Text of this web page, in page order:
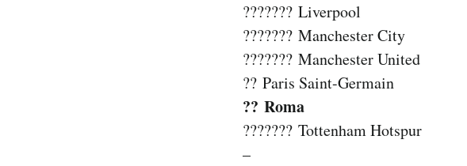
??????? Liverpool
??????? Manchester City
??????? Manchester United
?? Paris Saint-Germain
?? Roma
??????? Tottenham Hotspur
–